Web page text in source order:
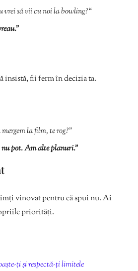
vrei să vii cu noi la bowling?“
insistă, fii ferm în decizia ta.
la film, te rog?”
pot. Am alte planuri.”
vinovat pentru că spui nu. Ai
priorități.
ți și respectă-ți limitele